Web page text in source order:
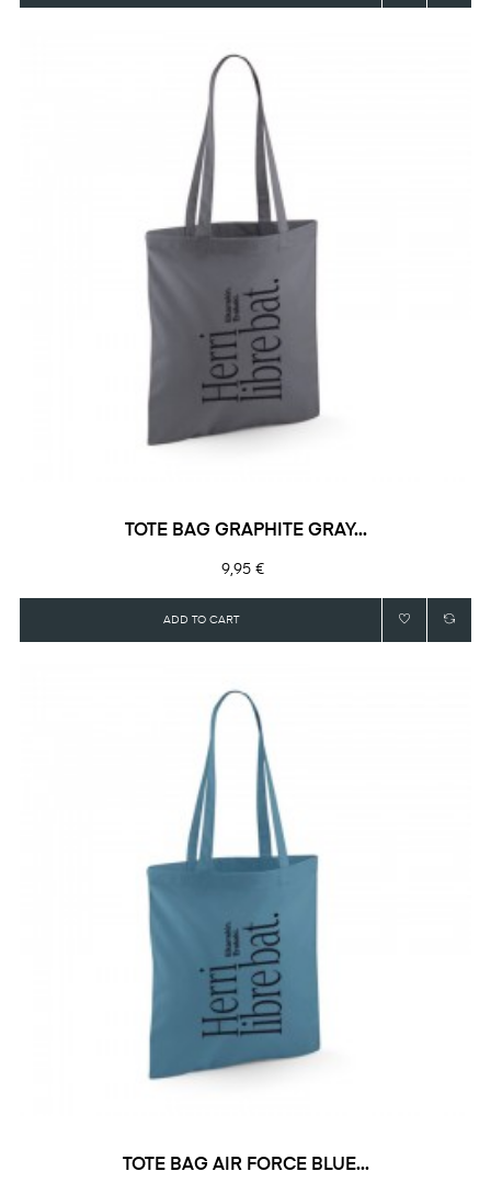
TOTE BAG GRAPHITE GRAY...
Precio
9,95 €
ADD TO CART
TOTE BAG AIR FORCE BLUE...